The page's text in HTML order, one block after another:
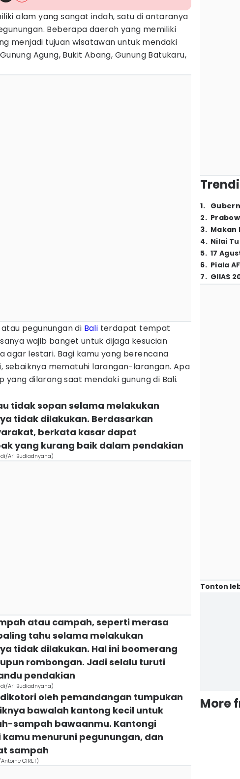
alam yang sangat indah, satu di antaranya
Beberapa daerah yang memiliki
menjadi tujuan wisatawan untuk mendaki
Agung, Bukit Abang, Gunung Batukaru,
pegunungan di Bali terdapat tempat
wajib banget untuk dijaga kesucian
agar lestari. Bagi kamu yang berencana
sebaiknya mematuhi larangan-larangan. Apa
yang dilarang saat mendaki gunung di Bali.
tidak sopan selama melakukan
tidak dilakukan. Berdasarkan
berkata kasar dapat
yang kurang baik dalam pendakian
Ari Budiadnyana)
atau campah, seperti merasa
tahu selama melakukan
tidak dilakukan. Hal ini boomerang
rombongan. Jadi selalu turuti
pendakian
Ari Budiadnyana)
oleh pemandangan tumpukan
bawalah kantong kecil untuk
sampah bawaanmu. Kantongi
menuruni pegunungan, dan
sampah
GIRET)
1.
2.
3. Makan
4. Nilai
5. 17
6. Piala
7. GIIAS
Tonton
More